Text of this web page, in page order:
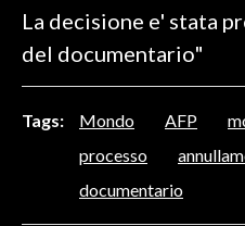
RISULTATI E CLASSIFICHE
CALCIO
La decisione e' stata
del documentario"
Tags: Mondo AFP
processo
documentario